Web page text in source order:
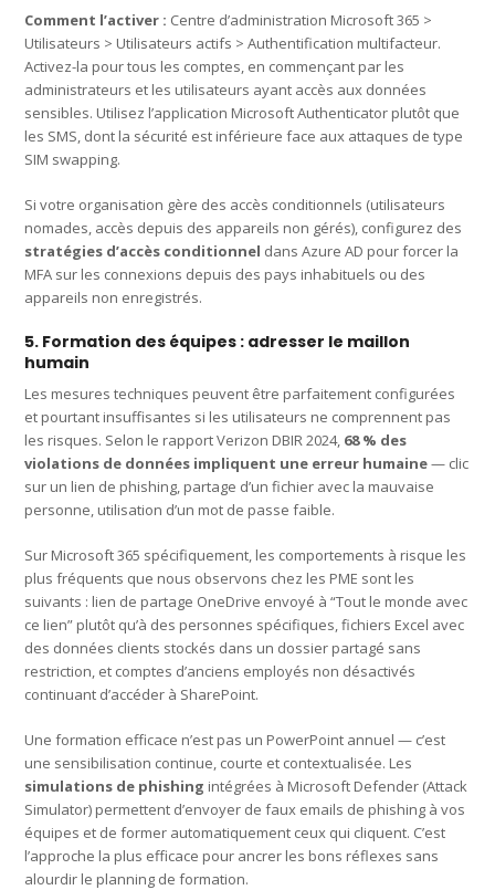
Comment l’activer : Centre d’administration Microsoft 365 >
Utilisateurs > Utilisateurs actifs > Authentification multifacteur.
Activez-la pour tous les comptes, en commençant par les
administrateurs et les utilisateurs ayant accès aux données
sensibles. Utilisez l’application Microsoft Authenticator plutôt que
les SMS, dont la sécurité est inférieure face aux attaques de type
SIM swapping.
Si votre organisation gère des accès conditionnels (utilisateurs
nomades, accès depuis des appareils non gérés), configurez des
stratégies d’accès conditionnel dans Azure AD pour forcer la
MFA sur les connexions depuis des pays inhabituels ou des
appareils non enregistrés.
5. Formation des équipes : adresser le maillon
humain
Les mesures techniques peuvent être parfaitement configurées
et pourtant insuffisantes si les utilisateurs ne comprennent pas
les risques. Selon le rapport Verizon DBIR 2024, 68 % des
violations de données impliquent une erreur humaine— clic
sur un lien de phishing, partage d’un fichier avec la mauvaise
personne, utilisation d’un mot de passe faible.
Sur Microsoft 365 spécifiquement, les comportements à risque les
plus fréquents que nous observons chez les PME sont les
suivants : lien de partage OneDrive envoyé à “Tout le monde avec
ce lien” plutôt qu’à des personnes spécifiques, fichiers Excel avec
des données clients stockés dans un dossier partagé sans
restriction, et comptes d’anciens employés non désactivés
continuant d’accéder à SharePoint.
Une formation efficace n’est pas un PowerPoint annuel — c’est
une sensibilisation continue, courte et contextualisée. Les
simulations de phishing intégrées à Microsoft Defender (Attack
Simulator) permettent d’envoyer de faux emails de phishing à vos
équipes et de former automatiquement ceux qui cliquent. C’est
l’approche la plus efficace pour ancrer les bons réflexes sans
alourdir le planning de formation.